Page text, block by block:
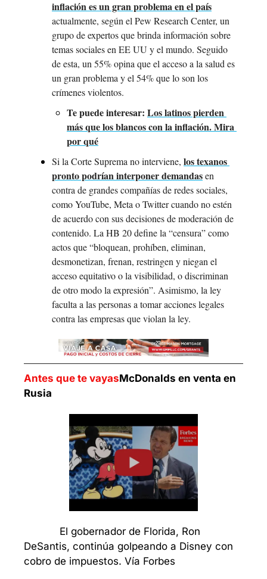
inflación es un gran problema en el país
actualmente, según el Pew Research Center, un
grupo de expertos que brinda información sobre
temas sociales en EE UU y el mundo. Seguido
de esta, un 55% opina que el acceso a la salud es
un gran problema y el 54% que lo son los
crímenes violentos.
Te puede interesar: Los latinos pierden
más que los blancos con la inflación. Mira
por qué
Si la Corte Suprema no interviene, los texanos
pronto podrían interponer demandas en
contra de grandes compañías de redes sociales,
como YouTube, Meta o Twitter cuando no estén
de acuerdo con sus decisiones de moderación de
contenido. La HB 20 define la “censura” como
actos que “bloquean, prohíben, eliminan,
desmonetizan, frenan, restringen y niegan el
acceso equitativo o la visibilidad, o discriminan
de otro modo la expresión”. Asimismo, la ley
faculta a las personas a tomar acciones legales
contra las empresas que violan la ley.
Antes que te vayasMcDonalds en venta en
Rusia
DeSantis, continúa golpeando a Disney con
cobro de impuestos. Vía Forbes